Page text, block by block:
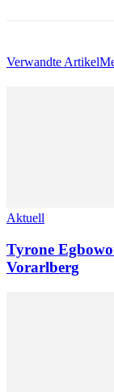
Verwandte Artikel
Aktuell
Tyrone
Vorarlberg